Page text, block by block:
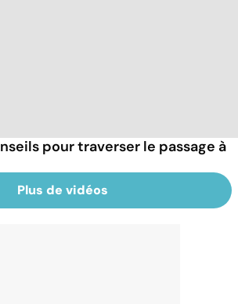
pour traverser le passage à
Plus de vidéos